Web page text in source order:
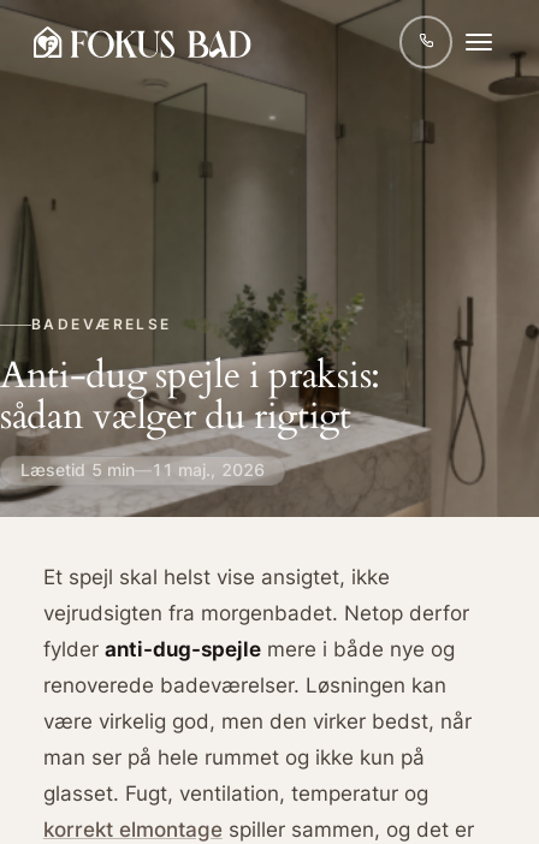
BADEVÆRELSE
Anti-dug spejle i praksis:
sådan vælger du rigtigt
Læsetid 5 min—11 maj., 2026
Et spejl skal helst vise ansigtet, ikke
vejrudsigten fra morgenbadet. Netop derfor
fylder anti-dug-spejlemere i både nye og
renoverede badeværelser. Løsningen kan
være virkelig god, men den virker bedst, når
man ser på hele rummet og ikke kun på
glasset. Fugt, ventilation, temperatur og
korrekt elmontagespiller sammen, og det er